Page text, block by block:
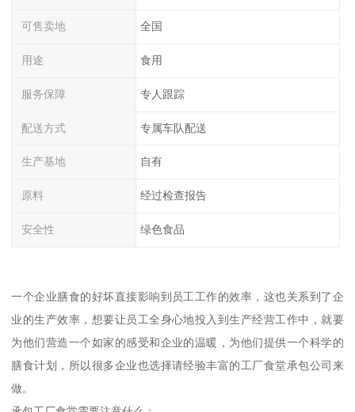
可售卖地 全国
用途 食用
服务保障 专人跟踪
配送方式 专属车队配送
生产基地 自有
原料 经过检查报告
安全性 绿色食品
一个企业膳食的好坏直接影响到员工工作的效率，这也关系到了企
业的生产效率，想要让员工全身心地投入到生产经营工作中，就要
为他们营造一个如家的感受和企业的温暖，为他们提供一个科学的
膳食计划，所以很多企业也选择请经验丰富的工厂食堂承包公司来
做。